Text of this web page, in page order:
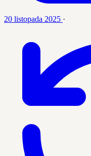
20 listopada 2025 ·